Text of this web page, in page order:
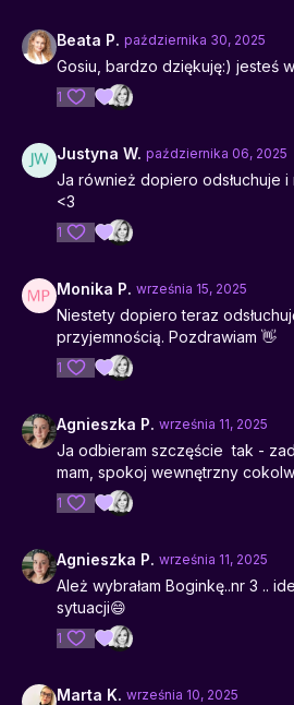
Beata P. października 30, 2025
Gosiu, bardzo dziękuję:) jesteś
1
Justyna W. października 06, 2025
Ja również dopiero odsłuchuje i
<3
1
Monika P. września 15, 2025
Niestety dopiero teraz
przyjemnością. Pozdrawiam 👋
1
Agnieszka P. września 11, 2025
Ja odbieram szczęście tak -
mam, spokoj wewnętrzny
1
Agnieszka P. września 11, 2025
Ależ wybrałam Boginkę..nr 3 ..
sytuacji😄
1
Marta K. września 10, 2025